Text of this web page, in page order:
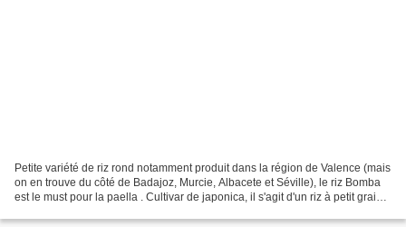
Petite variété de riz rond notamment produit dans la région de Valence (mais
on en trouve du côté de Badajoz, Murcie, Albacete et Séville), le riz Bomba
est le must pour la paella . Cultivar de japonica, il s'agit d'un riz à petit grain